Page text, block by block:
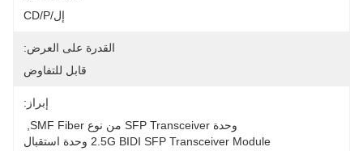
إل/CD/P
القدرة على العرض:
قابل للتفاوض
إبراز:
وحدة SFP Transceiver من نوع SMF Fiber
2.5G BIDI SFP Transceiver Module وحدة استقبال